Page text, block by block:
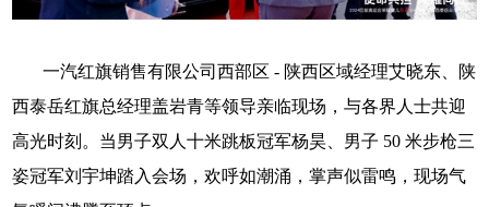
一汽红旗销售有限公司西部区 - 陕西区域经理艾晓东、陕
西泰岳红旗总经理盖岩青等领导亲临现场，与各界人士共迎
高光时刻。当男子双人十米跳板冠军杨昊、男子 50米步枪三
姿冠军刘宇坤踏入会场，欢呼如潮涌，掌声似雷鸣，现场气